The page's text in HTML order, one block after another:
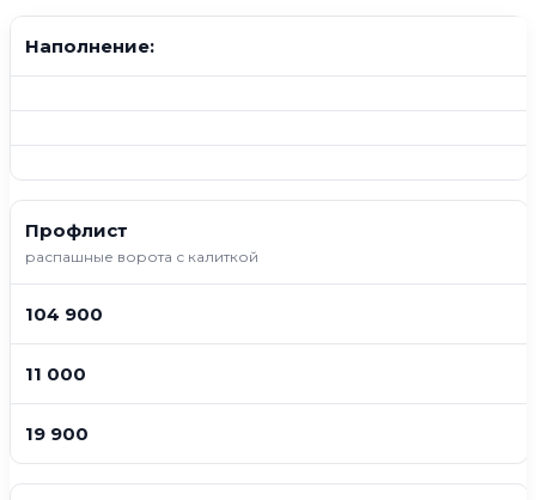
Наполнение:
Профлист
распашные ворота с калиткой
104 900
11 000
19 900